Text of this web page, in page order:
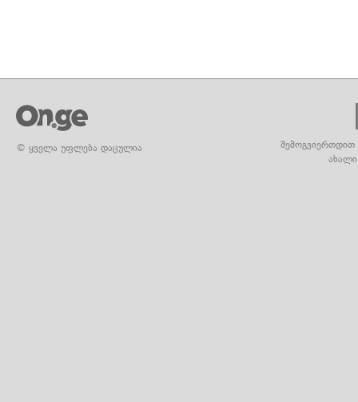
© ყველა უფლება დაცულია
შემოგვიერთდით
ახალი